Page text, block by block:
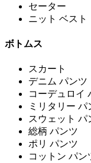
セーター
ニット ベスト
ボトムス
スカート
デニム パンツ
コーデュロイ
ミリタリー パ
スウェット パ
総柄 パンツ
ポリ パンツ
コットン パン